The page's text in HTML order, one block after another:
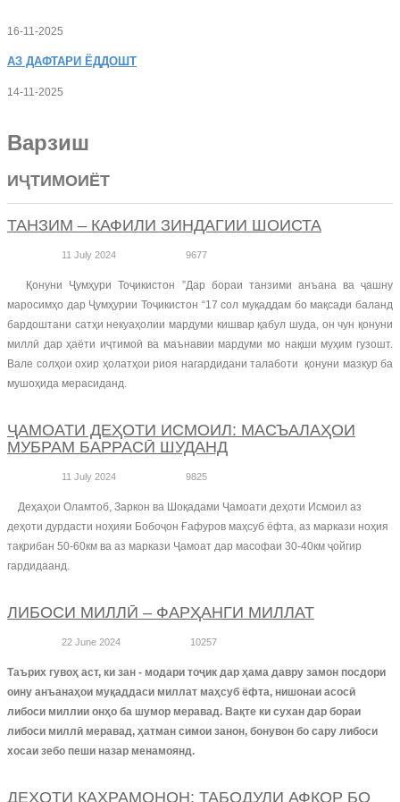
16-11-2025
АЗ ДАФТАРИ ЁДДОШТ
14-11-2025
Варзиш
ИҶТИМОИЁТ
ТАНЗИМ – КАФИЛИ ЗИНДАГИИ ШОИСТА
11 July 2024 9677
Қонуни Ҷумҳури Тоҷикистон ”Дар бораи танзими анъана ва ҷашну
маросимҳо дар Ҷумҳурии Тоҷикистон “17 сол муқаддам бо мақсади баланд
бардоштани сатҳи некуаҳолии мардуми кишвар қабул шуда, он чун қонуни
миллӣ дар ҳаёти иҷтимоӣ ва маънавии мардуми мо нақши муҳим гузошт.
Вале солҳои охир ҳолатҳои риоя нагардидани талаботи қонуни мазкур ба
мушоҳида мерасиданд.
ҶАМОАТИ ДЕҲОТИ ИСМОИЛ: МАСЪАЛАҲОИ
МУБРАМ БАРРАСӢ ШУДАНД
11 July 2024 9825
Деҳаҳои Оламтоб, Заркон ва Шоқадами Ҷамоати деҳоти Исмоил аз
деҳоти дурдасти ноҳияи Бобоҷон Ғафуров маҳсуб ёфта, аз маркази ноҳия
тақрибан 50-60км ва аз маркази Ҷамоат дар масофаи 30-40км ҷойгир
гардидаанд.
ЛИБОСИ МИЛЛӢ – ФАРҲАНГИ МИЛЛАТ
22 June 2024 10257
Таърих гувоҳ аст, ки зан - модари тоҷик дар ҳама давру замон посдори
оину анъанаҳои муқаддаси миллат маҳсуб ёфта, нишонаи асосӣ
либоси миллии онҳо ба шумор меравад. Вақте ки сухан дар бораи
либоси миллӣ меравад, ҳатман симои занон, бонувон бо сару либоси
хосаи зебо пеши назар менамоянд.
ДЕҲОТИ КАҲРАМОНОН: ТАБОДУЛИ АФКОР БО